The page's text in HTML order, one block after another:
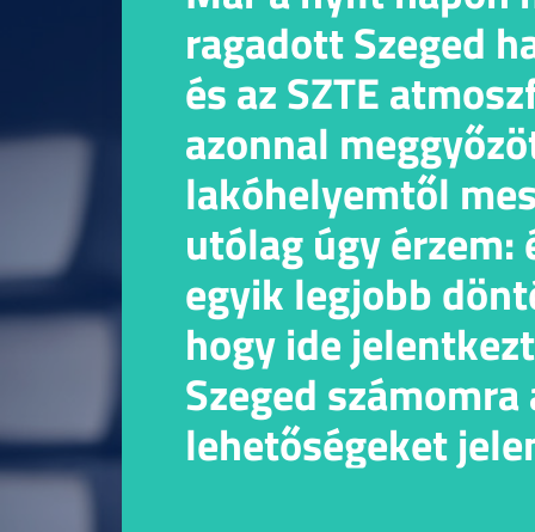
ragadott Szeged
és az SZTE
azonnal
lakóhelyemtől
utólag úgy érzem:
egyik legjobb
hogy ide
Szeged számomra
lehetőségeket